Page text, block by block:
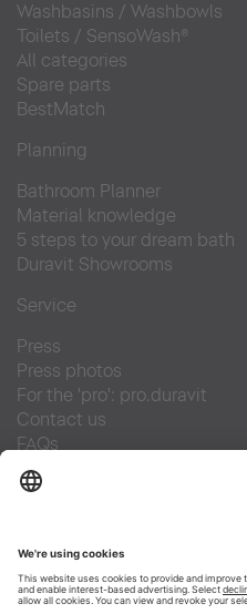
Washbasins / Washbowls
Toilets / SensoWash®
All categories
Spare parts
BestMatch
Planning
Bathroom Planner
Material knowledge
5 steps to your dream bath
Duravit Showrooms
Service
Press
Press photos
For the 'pro': pro.duravit
Contact us
FAQs
Find a retailer
Facebook
Pinterest